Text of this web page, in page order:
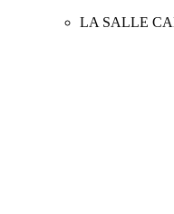
LA SALLE